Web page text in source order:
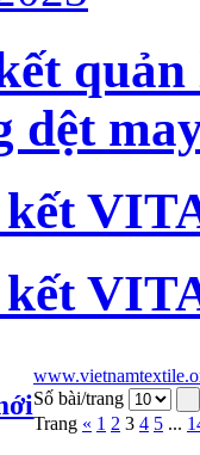
dệt
Số bài/trang
Trang « 1 2 3 4 5 ...